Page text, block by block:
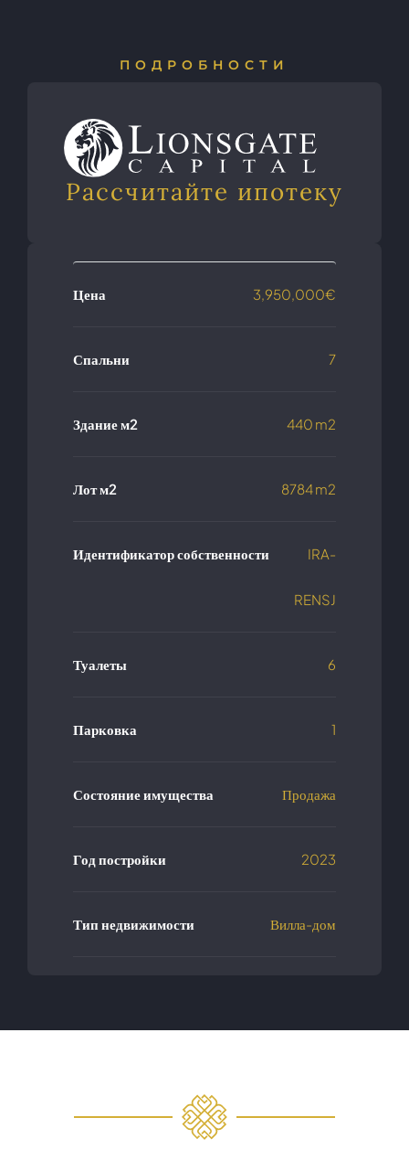
ПОДРОБНОСТИ
Рассчитайте ипотеку
Цена 3,950,000€
Спальни 7
Здание м2 440 m2
Лот м2 8784 m2
Идентификатор собственности IRA-
RENSJ
Туалеты 6
Парковка 1
Состояние имущества Продажа
Год постройки 2023
Тип недвижимости Вилла-дом